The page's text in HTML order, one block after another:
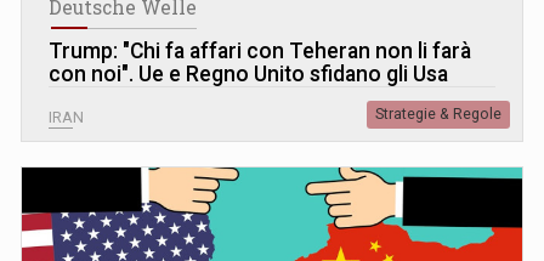
Deutsche Welle
Trump: "Chi fa affari con Teheran non li farà
con noi". Ue e Regno Unito sfidano gli Usa
IRAN Strategie & Regole